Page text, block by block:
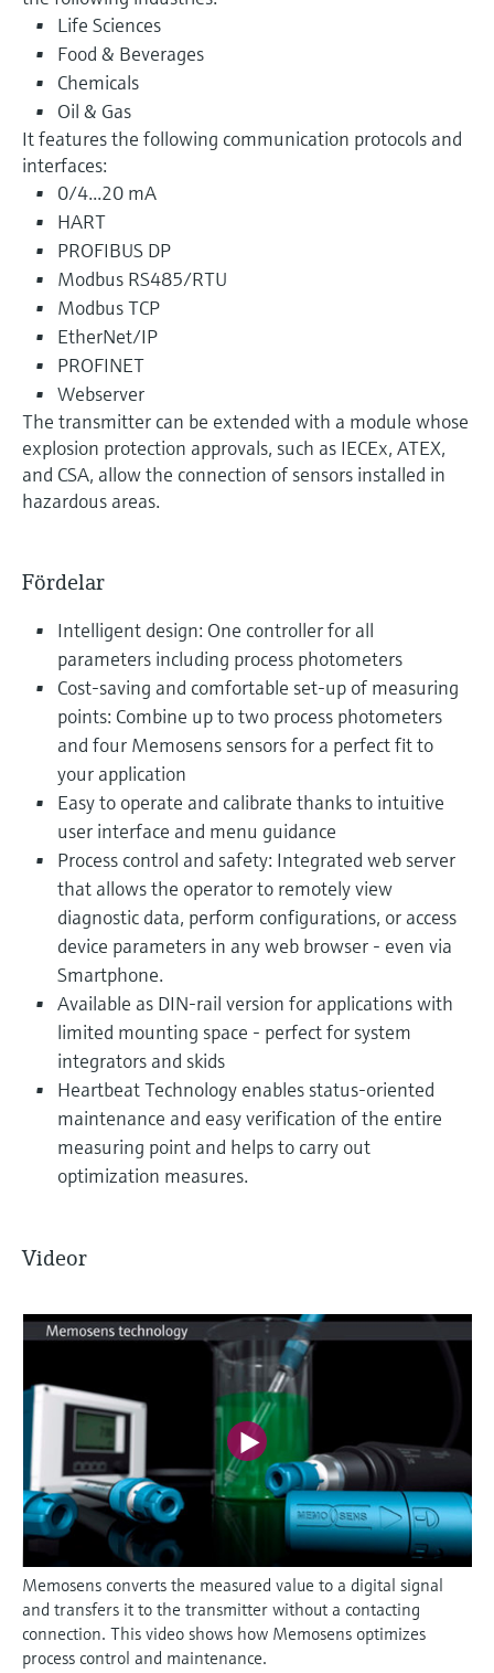
Life Sciences
Food & Beverages
Chemicals
Oil & Gas
It features the following communication protocols and
interfaces:
0/4...20 mA
HART
PROFIBUS DP
Modbus RS485/RTU
Modbus TCP
EtherNet/IP
PROFINET
Webserver
The transmitter can be extended with a module whose
explosion protection approvals, such as IECEx, ATEX,
and CSA, allow the connection of sensors installed in
hazardous areas.
Fördelar
Intelligent design: One controller for all
parameters including process photometers
Cost-saving and comfortable set-up of measuring
points: Combine up to two process photometers
and four Memosens sensors for a perfect fit to
your application
Easy to operate and calibrate thanks to intuitive
user interface and menu guidance
Process control and safety: Integrated web server
that allows the operator to remotely view
diagnostic data, perform configurations, or access
device parameters in any web browser - even via
Smartphone.
Available as DIN-rail version for applications with
limited mounting space - perfect for system
integrators and skids
Heartbeat Technology enables status-oriented
maintenance and easy verification of the entire
measuring point and helps to carry out
optimization measures.
Videor
Memosens converts the measured value to a digital signal
and transfers it to the transmitter without a contacting
connection. This video shows how Memosens optimizes
process control and maintenance.